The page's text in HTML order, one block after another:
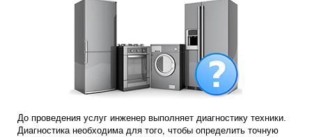
До проведения услуг инженер выполняет диагностику техники.
Диагностика необходима для того, чтобы определить точную